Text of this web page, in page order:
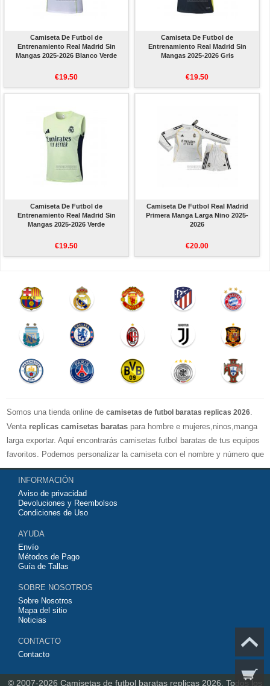
Camiseta De Futbol de
Entrenamiento Real Madrid Sin
Mangas 2025-2026 Blanco Verde
€19.50
Camiseta De Futbol de
Entrenamiento Real Madrid Sin
Mangas 2025-2026 Gris
€19.50
Camiseta De Futbol de
Entrenamiento Real Madrid Sin
Mangas 2025-2026 Verde
€19.50
Camiseta De Futbol Real Madrid
Primera Manga Larga Nino 2025-
2026
€20.00
Somos una tienda online de camisetas de futbol baratas replicas 2026.
Venta replicas camisetas baratas para hombre e mujeres,ninos,manga
larga exportar. Aquí encontrarás camisetas futbol baratas de tus equipos
favoritos. Podemos personalizar la camiseta con el nombre y número que
quieras. Nuestrascamisetas de futbol replicasson de máxima calidad
tailandesa por lo que estamos convencidos que quedarás muy satisfecho
con ella. Estas camisetas tienen un tejido transpirable por lo que te
servirán para jugar al fútbol o simplemente para animar a tu equipo
contáctanos y haremos lo posible para conseguirtela lo más barata
posible.
INFORMACIÓN
Aviso de privacidad
Devoluciones y Reembolsos
Condiciones de Uso
AYUDA
Envío
Métodos de Pago
Guía de Tallas
SOBRE NOSOTROS
Sobre Nosotros
Mapa del sitio
Noticias
CONTACTO
Contacto
© 2007-2026 Camisetas de futbol baratas replicas 2026. Todos los